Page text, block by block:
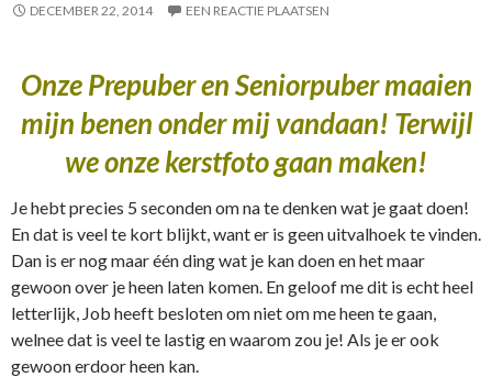
DECEMBER 22, 2014 EEN REACTIE PLAATSEN
Onze Prepuber en Seniorpuber maaien
mijn benen onder mij vandaan! Terwijl
we onze kerstfoto gaan maken!
Je hebt precies 5 seconden om na te denken wat je gaat doen!
En dat is veel te kort blijkt, want er is geen uitvalhoek te vinden.
Dan is er nog maar één ding wat je kan doen en het maar
gewoon over je heen laten komen. En geloof me dit is echt heel
letterlijk, Job heeft besloten om niet om me heen te gaan,
welnee dat is veel te lastig en waarom zou je! Als je er ook
gewoon erdoor heen kan.